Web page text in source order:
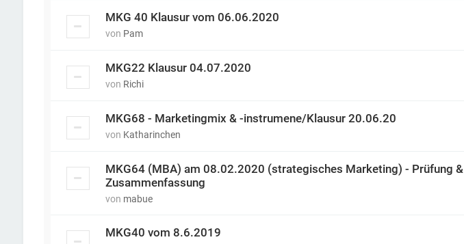
MKG 40 Klausur vom 06.06.2020
von Pam
MKG22 Klausur 04.07.2020
von Richi
MKG68 - Marketingmix & -instrumene/Klausur 20.06.20
von Katharinchen
MKG64 (MBA) am 08.02.2020 (strategisches Marketing) - Prüfung &
Zusammenfassung
von mabue
MKG40 vom 8.6.2019